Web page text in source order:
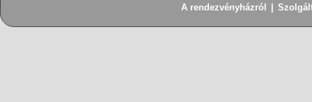
A rendezvényházról |